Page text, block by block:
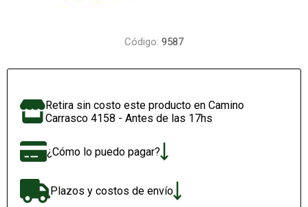
Código: 9587
Retira sin costo este producto en Camino
Carrasco 4158 - Antes de las 17hs
¿Cómo lo puedo pagar?
Plazos y costos de envío